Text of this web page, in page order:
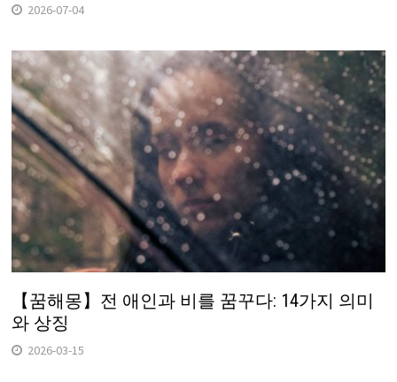
2026-07-04
【꿈해몽】전 애인과 비를 꿈꾸다: 14가지 의미
와 상징
2026-03-15